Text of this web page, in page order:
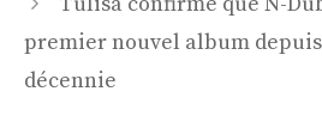
premier nouvel album depuis
décennie